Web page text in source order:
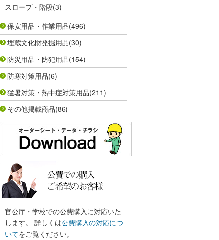
スロープ・階段(3)
保安用品・作業用品(496)
埋蔵文化財発掘用品(30)
防災用品・防犯用品(154)
防寒対策用品(6)
猛暑対策・熱中症対策用品(211)
その他掲載商品(86)
官公庁・学校での公費購入に対応いた
します。 詳しくは公費購入の対応につ
いてをご覧ください。